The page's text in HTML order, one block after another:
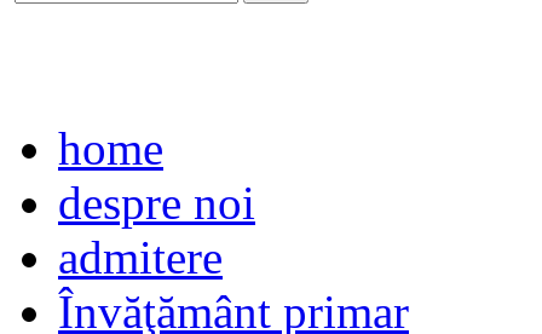
home
despre noi
admitere
Învăţământ primar